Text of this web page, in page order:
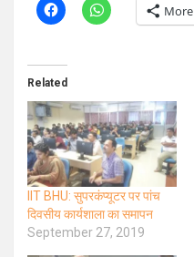
More
Related
IIT BHU: सुपरकंप्‍यूटर पर पांच
दिवसीय कार्यशाला का समापन
September 27, 2019